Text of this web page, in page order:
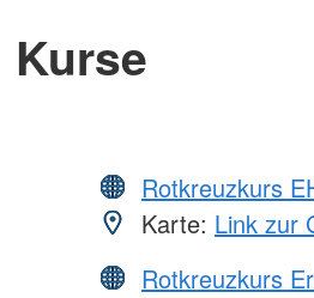
Kurse
Rotkreuzkurs
Karte: Link zur
Rotkreuzkurs